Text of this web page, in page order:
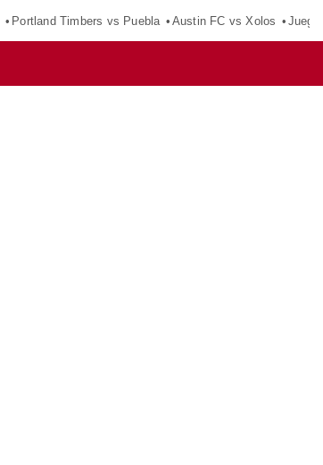
Portland Timbers vs Puebla Austin FC vs Xolos